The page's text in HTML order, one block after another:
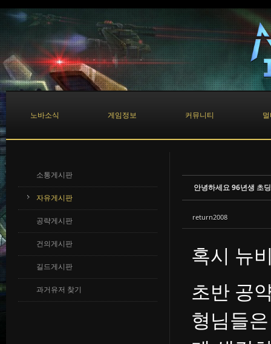
노바소식 게임정보 커뮤니티
소통게시판
자유게시판
공략게시판
건의게시판
길드게시판
과거유저 찾기
안녕하세요 96년생 초
return2008
혹시 뉴
초반 공
형님들
Sketchbook5, 스케치북5
Sketchbook5, 스케치북5